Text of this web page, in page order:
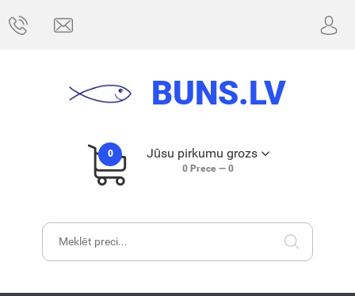
BUNS.LV
0 Jūsu pirkumu grozs
0Prece — 0